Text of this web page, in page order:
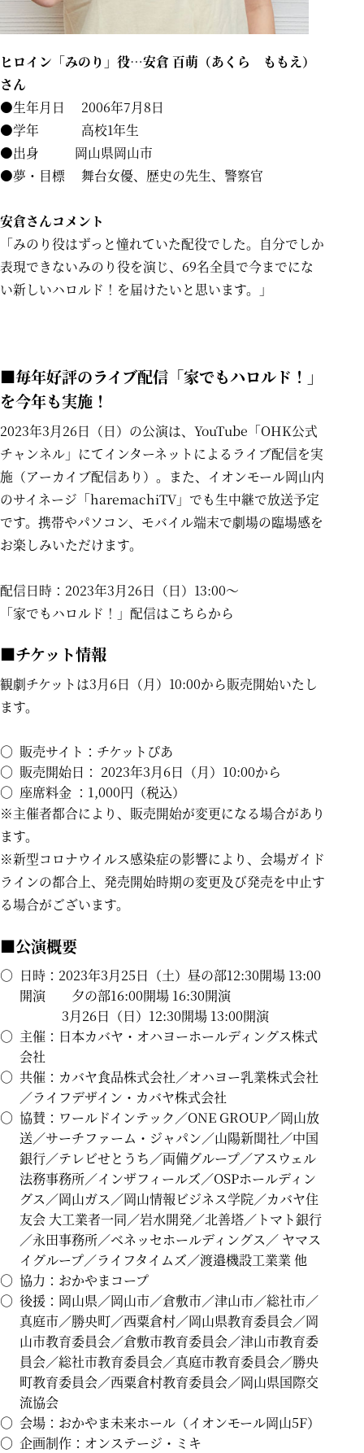
ヒロイン「みのり」役…安倉 百萌（あくら ももえ）
さん
●生年月日 2006年7月8日
●学年 高校1年生
●出身 岡山県岡山市
●夢・目標 舞台女優、歴史の先生、警察官
安倉さんコメント
「みのり役はずっと憧れていた配役でした。自分でしか
表現できないみのり役を演じ、69名全員で今までにな
い新しいハロルド！を届けたいと思います。」
■毎年好評のライブ配信「家でもハロルド！」
を今年も実施！
2023年3月26日（日）の公演は、YouTube「OHK公式
チャンネル」にてインターネットによるライブ配信を実
施（アーカイブ配信あり）。また、イオンモール岡山内
のサイネージ「haremachiTV」でも生中継で放送予定
です。携帯やパソコン、モバイル端末で劇場の臨場感を
お楽しみいただけます。
配信日時：2023年3月26日（日）13:00～
「家でもハロルド！」配信はこちらから
■チケット情報
観劇チケットは3月6日（月）10:00から販売開始いたし
ます。
○ 販売サイト：チケットぴあ
○ 販売開始日： 2023年3月6日（月）10:00から
○ 座席料金 ：1,000円（税込）
※主催者都合により、販売開始が変更になる場合があり
ます。
※新型コロナウイルス感染症の影響により、会場ガイド
ラインの都合上、発売開始時期の変更及び発売を中止す
る場合がございます。
■公演概要
○ 日時：2023年3月25日（土）昼の部12:30開場 13:00
開演 夕の部16:00開場 16:30開演
3月26日（日）12:30開場 13:00開演
○ 主催：日本カバヤ・オハヨーホールディングス株式
会社
○ 共催：カバヤ食品株式会社／オハヨー乳業株式会社
／ライフデザイン・カバヤ株式会社
○ 協賛：ワールドインテック／ONE GROUP／岡山放
送／サーチファーム・ジャパン／山陽新聞社／中国
銀行／テレビせとうち／両備グループ／アスウェル
法務事務所／インザフィールズ／OSPホールディン
グス／岡山ガス／岡山情報ビジネス学院／カバヤ住
友会 大工業者一同／岩水開発／北善塔／トマト銀行
／永田事務所／ベネッセホールディングス／ ヤマス
イグループ／ライフタイムズ／渡邉機設工業業 他
○ 協力：おかやまコープ
○ 後援：岡山県／岡山市／倉敷市／津山市／総社市／
真庭市／勝央町／西粟倉村／岡山県教育委員会／岡
山市教育委員会／倉敷市教育委員会／津山市教育委
員会／総社市教育委員会／真庭市教育委員会／勝央
町教育委員会／西粟倉村教育委員会／岡山県国際交
流協会
○ 会場：おかやま未来ホール（イオンモール岡山5F）
○ 企画制作：オンステージ・ミキ